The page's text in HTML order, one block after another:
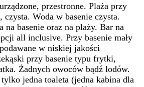
przestronne. Plaża przy
czysta. Woda w basenie czysta.
na basenie oraz na plaży. Bar na
all inclusive. Przy basenie mały
w niskiej jakości
przy basenie typu frytki,
Żadnych owoców bądź lodów.
tylko jedna toaleta (jedna kabina dla